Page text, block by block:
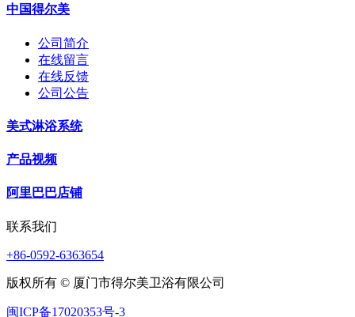
中国得尔美
公司简介
在线留言
在线反馈
公司公告
美式淋浴系统
产品视频
阿里巴巴店铺
联系我们
+86-0592-6363654
版权所有 © 厦门市得尔美卫浴有限公司
闽ICP备17020353号-3